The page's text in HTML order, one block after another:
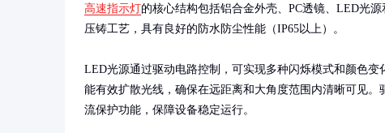
高速指示灯的核心结构包括铝合金外壳、PC透镜、LED光
压铸工艺，具有良好的防水防尘性能（IP65以上）。
LED光源通过驱动电路控制，可实现多种闪烁模式和颜色变
能有效扩散光线，确保在远距离和大角度范围内清晰可见。
流保护功能，保障设备稳定运行。